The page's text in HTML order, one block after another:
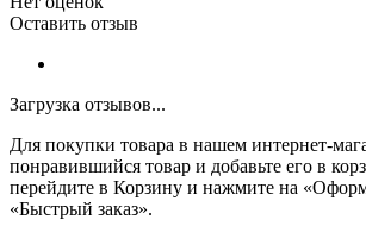
Оставить отзыв
Загрузка отзывов...
Для покупки товара в нашем интернет-
понравившийся товар и добавьте его в
перейдите в Корзину и нажмите на
«Быстрый заказ».